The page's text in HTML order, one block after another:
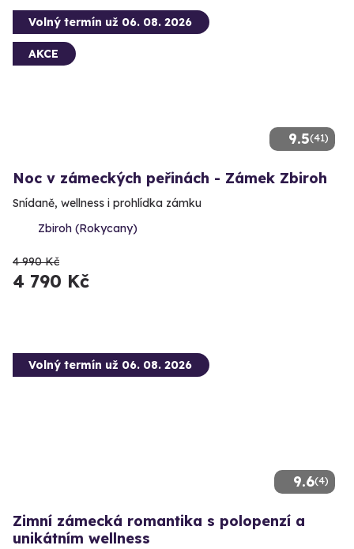
9.5(41)
Volný termín už 06. 08. 2026
AKCE
Noc v zámeckých peřinách - Zámek Zbiroh
Snídaně, wellness i prohlídka zámku
Zbiroh (Rokycany)
4 990 Kč
4 790 Kč
9.6(4)
Volný termín už 06. 08. 2026
Zimní zámecká romantika s polopenzí a
unikátním wellness